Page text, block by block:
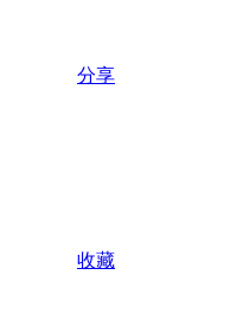
分享
收藏